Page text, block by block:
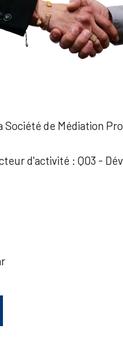
de Médiation
d'activité : Q03 -